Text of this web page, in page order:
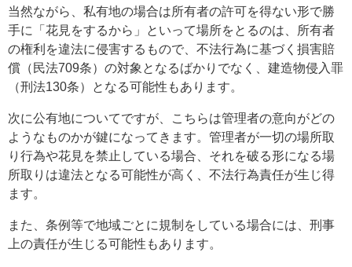
当然ながら、私有地の場合は所有者の許可を得ない形で勝
手に「花見をするから」といって場所をとるのは、所有者
の権利を違法に侵害するもので、不法行為に基づく損害賠
償（民法709条）の対象となるばかりでなく、建造物侵入罪
（刑法130条）となる可能性もあります。
次に公有地についてですが、こちらは管理者の意向がどの
ようなものかが鍵になってきます。管理者が一切の場所取
り行為や花見を禁止している場合、それを破る形になる場
所取りは違法となる可能性が高く、不法行為責任が生じ得
ます。
また、条例等で地域ごとに規制をしている場合には、刑事
上の責任が生じる可能性もあります。